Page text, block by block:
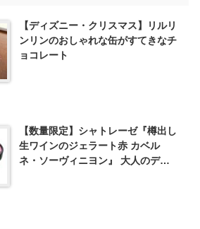
【ディズニー・クリスマス】リルリ
ンリンのおしゃれな缶がすてきなチ
ョコレート
【数量限定】シャトレーゼ『樽出し
生ワインのジェラート赤 カベル
ネ・ソーヴィニヨン』 大人のデザ